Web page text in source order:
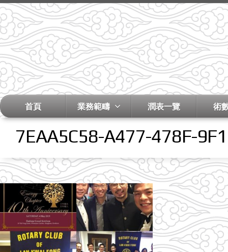
首頁 業務範疇 潤表一覽 術
7EAA5C58-A477-478F-